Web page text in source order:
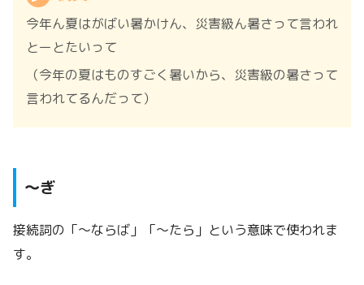
今年ん夏はがばい暑かけん、災害級ん暑さって言われ
とーとたいって
（今年の夏はものすごく暑いから、災害級の暑さって
言われてるんだって）
～ぎ
接続詞の「～ならば」「～たら」という意味で使われま
す。